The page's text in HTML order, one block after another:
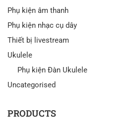
Phụ kiện âm thanh
Phụ kiện nhạc cụ dây
Thiết bị livestream
Ukulele
Phụ kiện Đàn Ukulele
Uncategorised
PRODUCTS